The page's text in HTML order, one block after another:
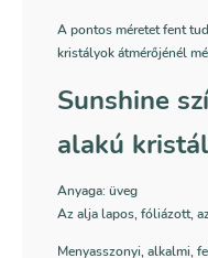
A pontos méretet fent
kristályok átmérőjénél
Sunshine
alakú
Anyaga: üveg
Az alja lapos, fóliázott,
Menyasszonyi, alkalmi,